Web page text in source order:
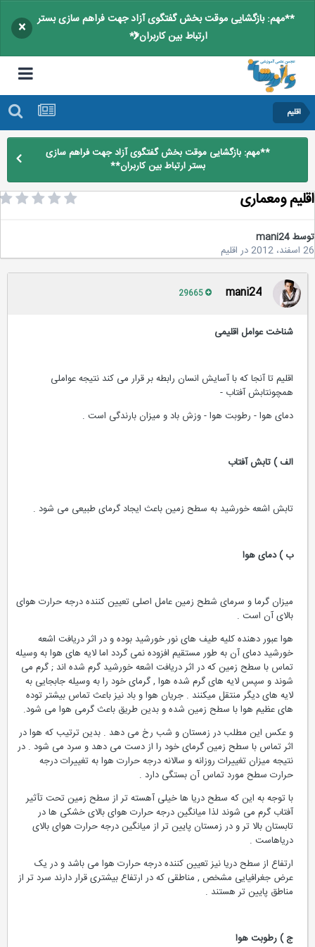
**مهم: بازگشایی موقت بخش گفتگوی آزاد جهت فراهم سازی بستر
ارتباط بین کاربران**
×
اقلیم
**مهم: بازگشایی موقت بخش گفتگوی آزاد جهت فراهم سازی
بستر ارتباط بین کاربران**
ومعماری
mani24
دراقلیم
mani24
شناخت عوامل اقلیمی
اقلیم تا آنجا که با آسایش انسان رابطه بر قرار می کند نتیجه عواملی
همچونتابش آفتاب -
دمای هوا - رطوبت هوا - وزش باد و میزان بارندگی است .
الف ) تابش آفتاب
تابش اشعه خورشید به سطح زمین باعث ایجاد گرمای طبیعی می شود .
ب ) دمای هوا
میزان گرما و سرمای شطح زمین عامل اصلی تعیین کننده درجه حرارت هوای
بالای آن است .
هوا عبور دهنده کلیه طیف های نور خورشید بوده و در اثر دریافت اشعه
خورشید دمای آن به طور مستقیم افزوده نمی گردد اما لایه های هوا به وسیله
تماس با سطح زمین که در اثر دریافت اشعه خورشید گرم شده اند ; گرم می
شوند و سپس لایه های گرم شده هوا , گرمای خود را به وسیله جابجایی به
لایه های دیگر منتقل میکنند . جریان هوا و باد نیز باعث تماس بیشتر توده
های عظیم هوا با سطح زمین شده و بدین طریق باعث گرمی هوا می شود.
و عکس این مطلب در زمستان و شب رخ می دهد . بدین ترتیب که هوا در
اثر تماس با سطح زمین گرمای خود را از دست می دهد و سرد می شود . در
نتیجه میزان تغییرات روزانه و سالانه درجه حرارت هوا به تغییرات درجه
حرارت سطح مورد تماس آن بستگی دارد .
با توجه به این که سطح دریا ها خیلی آهسته تر از سطح زمین تحت تآثیر
آفتاب گرم می شوند لذا میانگین درجه حرارت هوای بالای خشکی ها در
تابستان بالا تر و در زمستان پایین تر از میانگین درجه حرارت هوای بالای
دریاهاست .
ارتفاع از سطح دریا نیز تعیین کننده درجه حرارت هوا می باشد و در یک
عرض جغرافیایی مشخص , مناطقی که در ارتفاع بیشتری قرار دارند سرد تر از
مناطق پایین تر هستند .
ج ) رطوبت هوا